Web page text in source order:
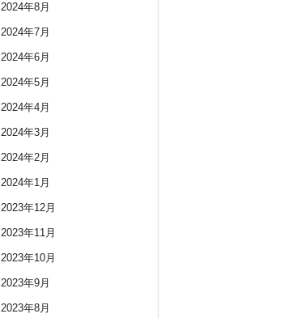
2024年8月
2024年7月
2024年6月
2024年5月
2024年4月
2024年3月
2024年2月
2024年1月
2023年12月
2023年11月
2023年10月
2023年9月
2023年8月